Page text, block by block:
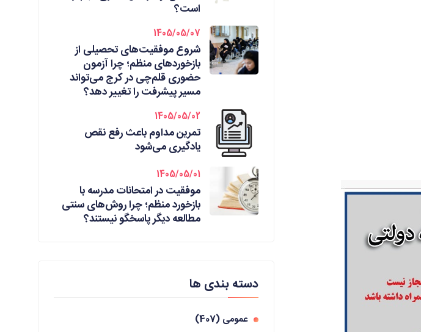
است؟
1405/05/07
شروع موفقیت‌های تحصیلی از
بازخوردهای منظم؛ چرا آزمون
حضوری قلم‌چی در کرج می‌تواند
مسیر پیشرفت را تغییر دهد؟
1405/05/02
تمرین مداوم باعث رفع نقص
یادگیری می‌شود
1405/05/01
موفقیت در امتحانات مدرسه با
بازخورد منظم؛ چرا روش‌های سنتی
مطالعه دیگر پاسخگو نیستند؟
دسته بندی ها
عمومی(407)